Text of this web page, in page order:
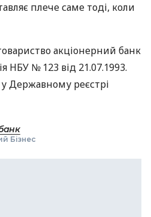
плече саме тоді, коли
акціонерний банк
НБУ № 123 від 21.07.1993.
Державному реєстрі
Бізнес